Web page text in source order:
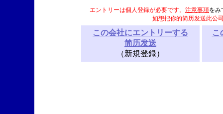
エントリーは個人登録が必要です。 注意事項をみ
如想把你的简历发送此公
この会社にエントリーする
简历发送
（新規登録）
こ